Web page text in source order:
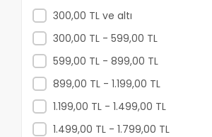
300,00 TL ve altı
300,00 TL - 599,00 TL
599,00 TL - 899,00 TL
899,00 TL - 1.199,00 TL
1.199,00 TL - 1.499,00 TL
1.499,00 TL - 1.799,00 TL